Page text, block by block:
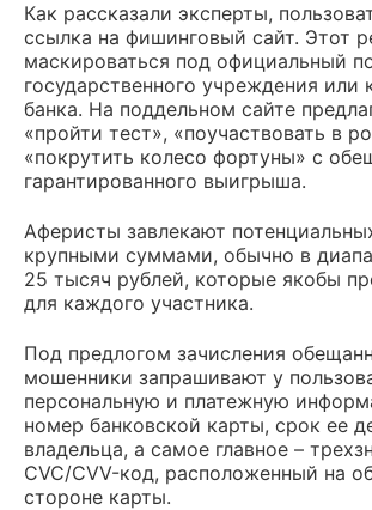
Как рассказали эксперты,
ссылка на фишинговый сайт. Этот
маскироваться под официальный
государственного учреждения или
банка. На поддельном сайте
«пройти тест», «поучаствовать в
«покрутить колесо фортуны» с
гарантированного выигрыша.
Аферисты завлекают
крупными суммами, обычно в
25 тысяч рублей, которые якобы
для каждого участника.
Под предлогом зачисления
мошенники запрашивают у
персональную и платежную
номер банковской карты, срок ее
владельца, а самое главное –
CVC/CVV-код, расположенный на
стороне карты.